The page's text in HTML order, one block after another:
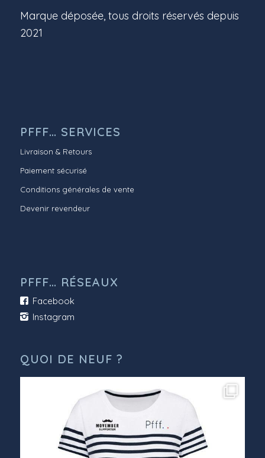
Marque déposée, tous droits réservés depuis
2021
PFFF… SERVICES
Livraison & Retours
Paiement sécurisé
Conditions générales de vente
Devenir revendeur
PFFF… RÉSEAUX
Facebook
Instagram
QUOI DE NEUF ?